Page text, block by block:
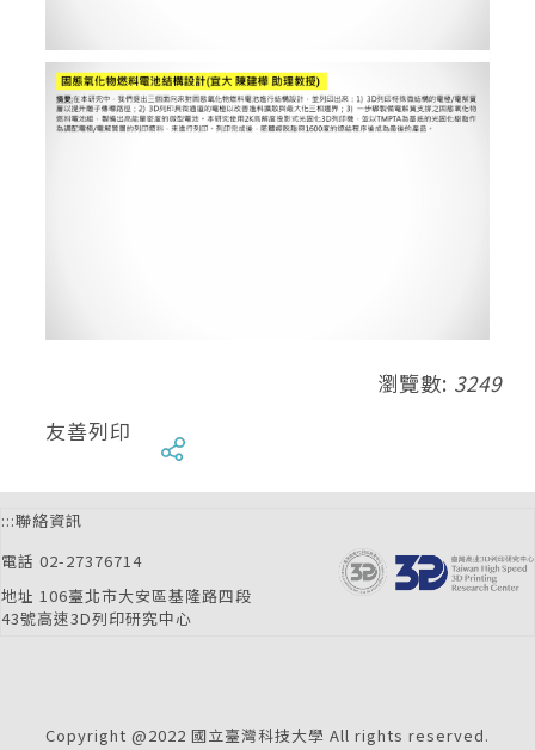
瀏覽數: 3249
友善列印
:::聯絡資訊
電話 02-27376714
地址 106臺北市大安區基隆路四段
43號高速3D列印研究中心
Copyright @2022 國立臺灣科技大學 All rights reserved.